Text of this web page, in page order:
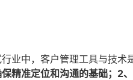
业中，客户管理工具与技术
精准定位和沟通的基础；2